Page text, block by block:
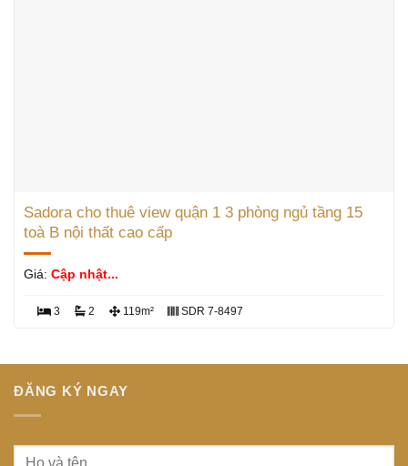
Sadora cho thuê view quận 1 3 phòng ngủ tầng 15
toà B nội thất cao cấp
Giá: Cập nhật...
3 2 119m² SDR 7-8497
ĐĂNG KÝ NGAY